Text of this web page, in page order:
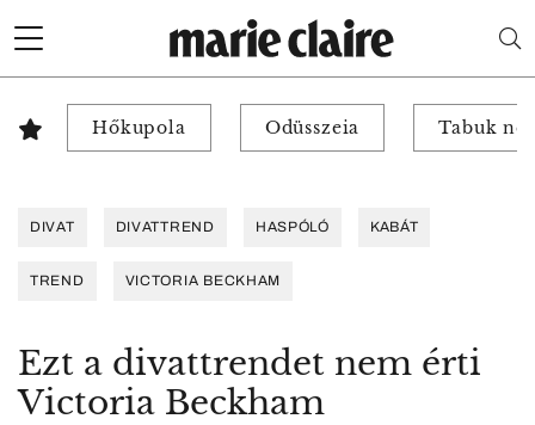
Hőkupola Odüsszeia Tabuk
DIVAT DIVATTREND HASPÓLÓ KABÁT
TREND VICTORIA BECKHAM
Ezt a divattrendet nem érti
Victoria Beckham